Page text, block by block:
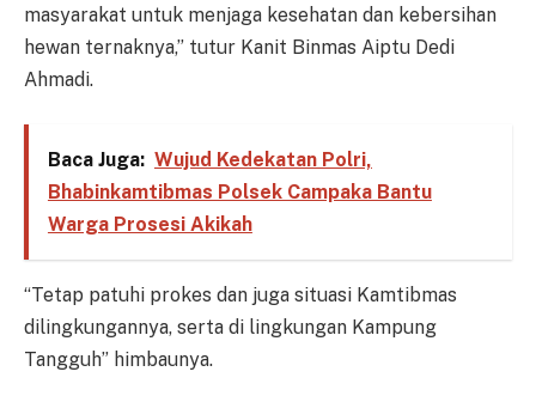
masyarakat untuk menjaga kesehatan dan kebersihan
hewan ternaknya,” tutur Kanit Binmas Aiptu Dedi
Ahmadi.
Baca Juga: Wujud Kedekatan Polri,
Bhabinkamtibmas Polsek Campaka Bantu
Warga Prosesi Akikah
“Tetap patuhi prokes dan juga situasi Kamtibmas
dilingkungannya, serta di lingkungan Kampung
Tangguh” himbaunya.